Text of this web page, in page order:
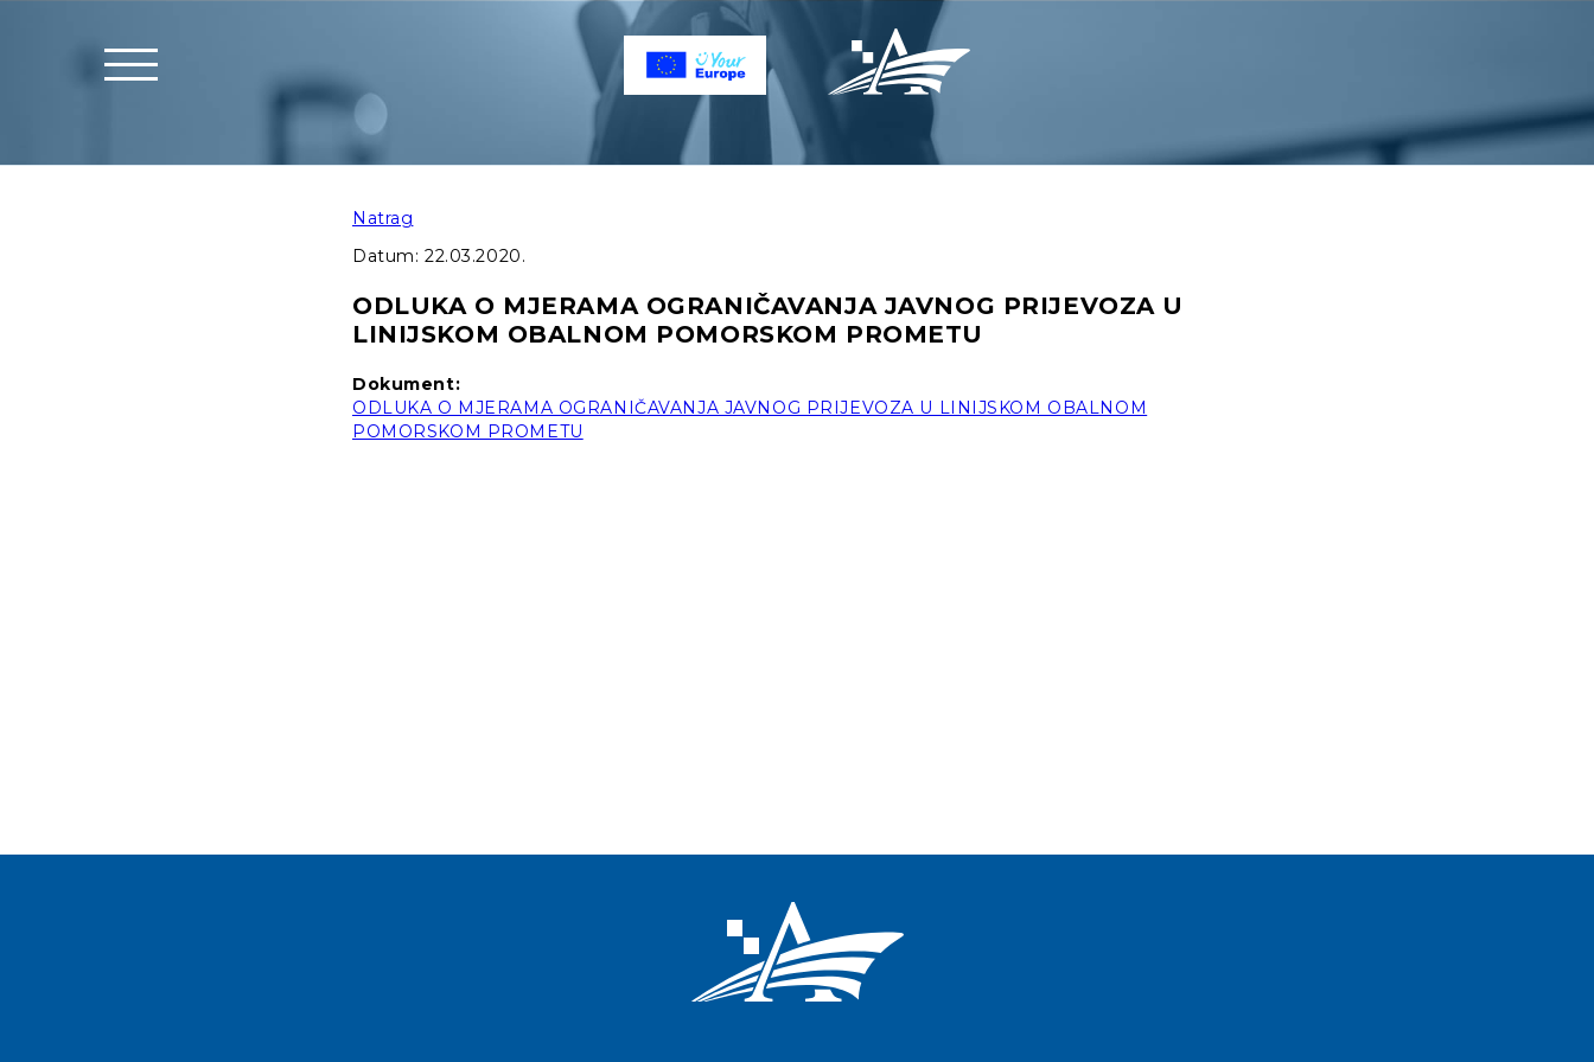
Natrag
Datum: 22.03.2020.
ODLUKA O MJERAMA OGRANIČAVANJA JAVNOG PRIJEVOZA U
LINIJSKOM OBALNOM POMORSKOM PROMETU
Dokument:
ODLUKA O MJERAMA OGRANIČAVANJA JAVNOG PRIJEVOZA U LINIJSKOM OBALNOM
POMORSKOM PROMETU